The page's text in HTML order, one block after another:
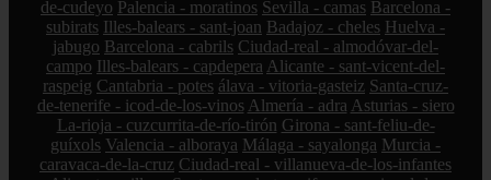
de-cudeyo Palencia - moratinos Sevilla - camas Barcelona -
subirats Illes-balears - sant-joan Badajoz - cheles Huelva -
jabugo Barcelona - cabrils Ciudad-real - almodóvar-del-
campo Illes-balears - capdepera Alicante - sant-vicent-del-
raspeig Cantabria - potes álava - vitoria-gasteiz Santa-cruz-
de-tenerife - icod-de-los-vinos Almería - adra Asturias - siero
La-rioja - cuzcurrita-de-río-tirón Girona - sant-feliu-de-
guíxols Valencia - alboraya Málaga - sayalonga Murcia -
caravaca-de-la-cruz Ciudad-real - villanueva-de-los-infantes